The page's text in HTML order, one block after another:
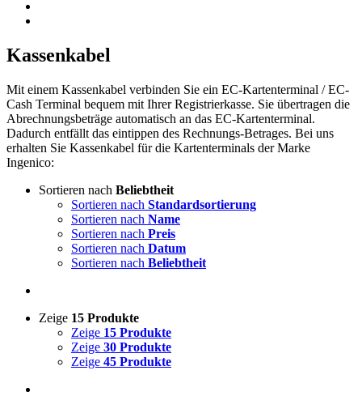
Kassenkabel
Mit einem Kassenkabel verbinden Sie ein EC-Kartenterminal / EC-
Cash Terminal bequem mit Ihrer Registrierkasse. Sie übertragen die
Abrechnungsbeträge automatisch an das EC-Kartenterminal.
Dadurch entfällt das eintippen des Rechnungs-Betrages. Bei uns
erhalten Sie Kassenkabel für die Kartenterminals der Marke
Ingenico:
Sortieren nach Beliebtheit
Sortieren nach Standardsortierung
Sortieren nach Name
Sortieren nach Preis
Sortieren nach Datum
Sortieren nach Beliebtheit
Zeige 15 Produkte
Zeige 15 Produkte
Zeige 30 Produkte
Zeige 45 Produkte